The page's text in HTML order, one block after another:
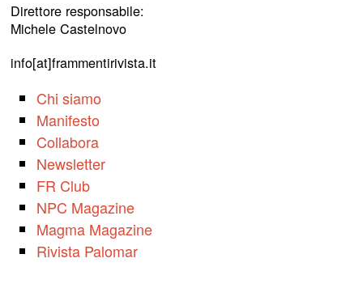
Direttore responsabile:
Michele Castelnovo
info[at]frammentirivista.it
Chi siamo
Manifesto
Collabora
Newsletter
FR Club
NPC Magazine
Magma Magazine
Rivista Palomar